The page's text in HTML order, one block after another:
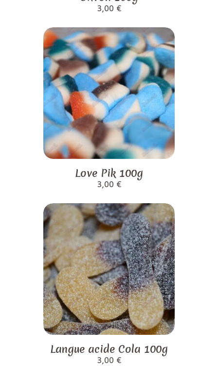
3,00 €
Love Pik 100g
3,00 €
Langue acide Cola 100g
3,00 €